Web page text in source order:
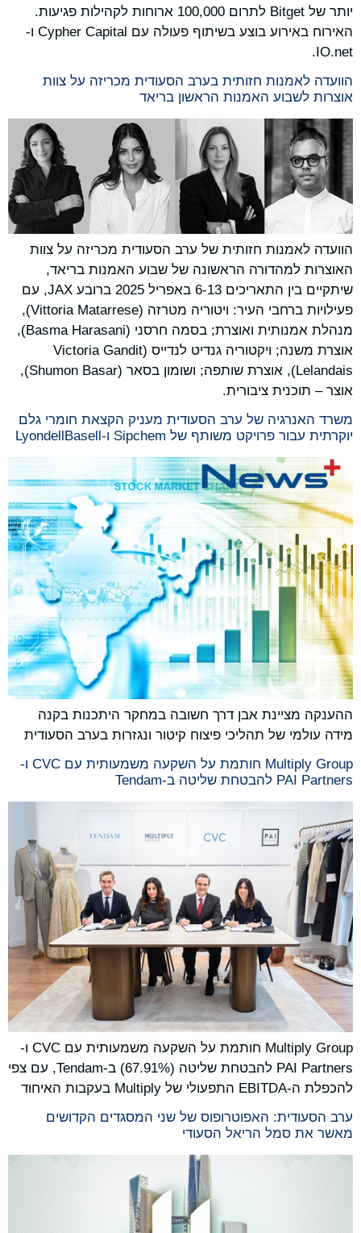
יותר של Bitget לתרום 100,000 ארוחות לקהילות פגיעות.
האירוח באירוע בוצע בשיתוף פעולה עם Cypher Capital ו-
IO.net.
הוועדה לאמנות חזותית בערב הסעודית מכריזה על צוות
אוצרות לשבוע האמנות הראשון בריאד
הוועדה לאמנות חזותית של ערב הסעודית מכריזה על צוות
האוצרות למהדורה הראשונה של שבוע האמנות בריאד,
שיתקיים בין התאריכים 6-13 באפריל 2025 ברובע JAX, עם
פעילויות ברחבי העיר: ויטוריה מטרזה (Vittoria Matarrese),
מנהלת אמנותית ואוצרת; בסמה חרסני (Basma Harasani),
אוצרת משנה; ויקטוריה גנדיט לנדייס (Victoria Gandit
Lelandais), אוצרת שותפה; ושומון בסאר (Shumon Basar),
אוצר – תוכנית ציבורית.
משרד האנרגיה של ערב הסעודית מעניק הקצאת חומרי גלם
יוקרתית עבור פרויקט משותף של Sipchem ו-LyondellBasell
ההענקה מציינת אבן דרך חשובה במחקר היתכנות בקנה
מידה עולמי של תהליכי פיצוח קיטור ונגזרות בערב הסעודית
Multiply Group חותמת על השקעה משמעותית עם CVC ו-
PAI Partners להבטחת שליטה ב-Tendam
Multiply Group חותמת על השקעה משמעותית עם CVC ו-
PAI Partners להבטחת שליטה (67.91%) ב-Tendam, עם צפי
להכפלת ה-EBITDA התפעולי של Multiply בעקבות האיחוד
ערב הסעודית: האפוטרופוס של שני המסגדים הקדושים
מאשר את סמל הריאל הסעודי